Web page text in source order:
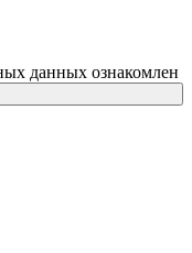
данных ознакомлен